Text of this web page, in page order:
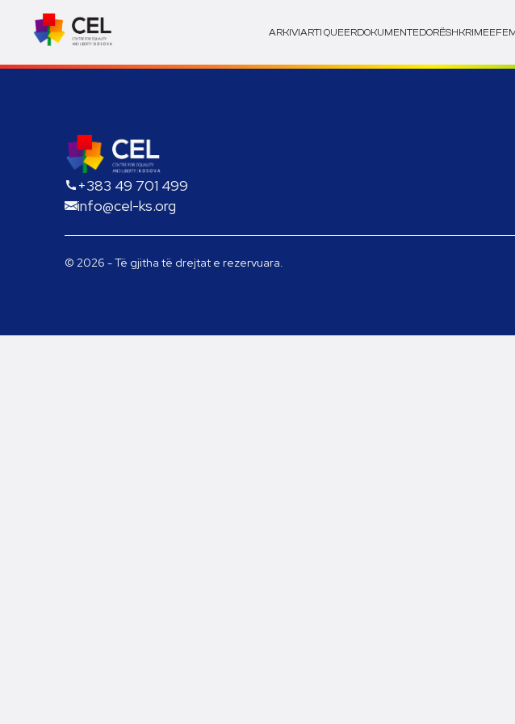
ARKIVIARTI QUEERDOKUMENTEDORËSHKRIME
+383 49 701 499
info@cel-ks.org
© 2026 - Të gjitha të drejtat e rezervuara.